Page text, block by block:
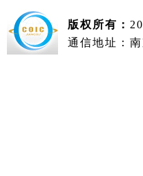
版权所有：
通信地址：